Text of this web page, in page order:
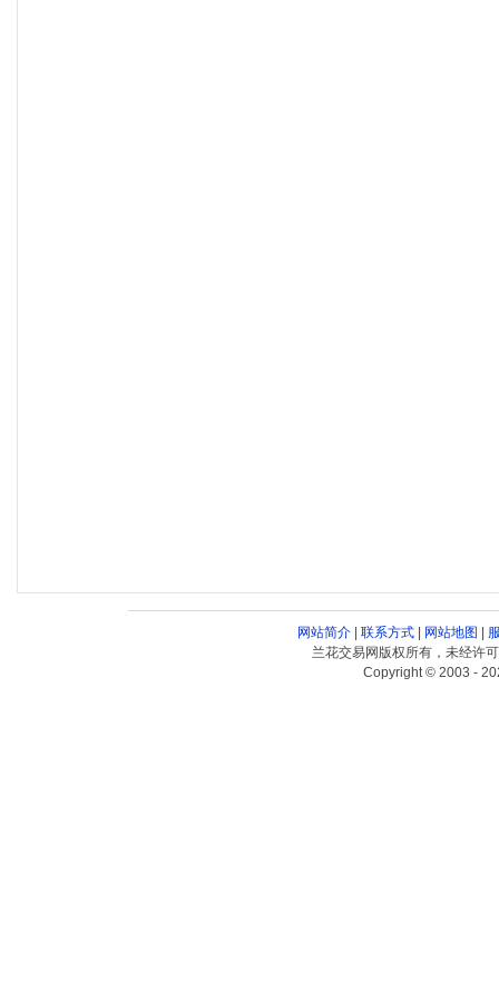
网站简介| 联系方式| 网站地图
兰花交易网版权所有，未经许
Copyright © 2003 -